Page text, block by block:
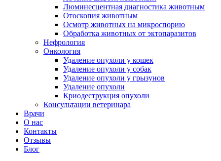
Люминесцентная диагностика животным
Отоскопия животным
Осмотр животных на микроспорию
Обработка животных от эктопаразитов
Нефрология
Онкология
Удаление опухоли у кошек
Удаление опухоли у собак
Удаление опухоли у грызунов
Удаление опухоли
Криодеструкция опухоли
Консультации ветеринара
Врачи
О нас
Контакты
Отзывы
Блог